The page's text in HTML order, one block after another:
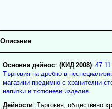
Описание
Основна дейност (КИД 2008): 47.11
Търговия на дребно в
магазини предимно с хранителни
напитки и тютюневи изделия
Дейности: Търговия, обществено